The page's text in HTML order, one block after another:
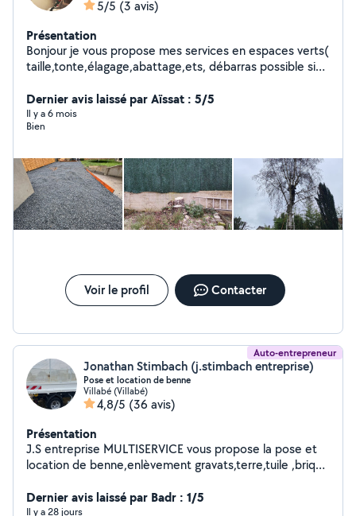
5/5 (3 avis)
Présentation
Bonjour je vous propose mes services en espaces verts(
taille,tonte,élagage,abattage,ets, débarras possible si
dispositions h24 7j7 si nécessaire me contacter pour
plus d'informations merci.
Dernier avis laissé par Aïssat : 5/5
Il y a 6 mois
Bien
Voir le profil Contacter
Auto-entrepreneur
Jonathan Stimbach (j.stimbach entreprise)
Pose et location de benne
Villabé (Villabé)
4,8/5 (36 avis)
Présentation
J.S entreprise MULTISERVICE vous propose la pose et
location de benne,enlèvement gravats,terre,tuile ,brique
Dernier avis laissé par Badr : 1/5
Il y a 28 jours